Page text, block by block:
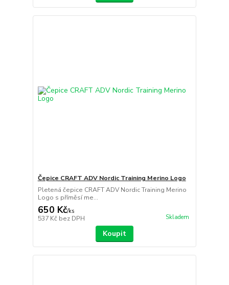
Čepice CRAFT ADV Nordic Training Merino Logo
Pletená čepice CRAFT ADV Nordic Training Merino
Logo s příměsí me...
650 Kč/ks
537 Kč bez DPH Skladem
Koupit